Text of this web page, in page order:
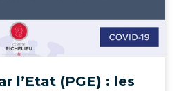
l’Etat (PGE) : les